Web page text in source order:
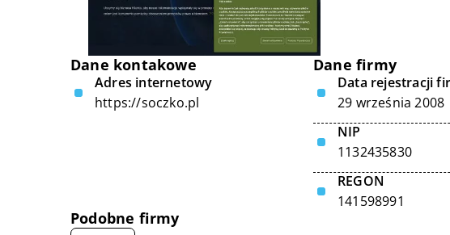
Dane kontakowe
Adres internetowy
https://soczko.pl
Dane firmy
Data rejestracji
29 września 2008
NIP
1132435830
REGON
141598991
Podobne firmy